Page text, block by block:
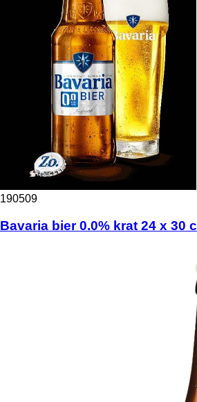
190509
Bavaria bier 0.0% krat 24 x 30 cl